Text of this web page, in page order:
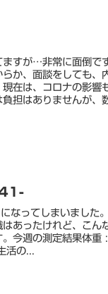
ますが…非常に面倒で
か、面談をしても、
在は、コロナの影響
担はありませんが、
41-
なってしまいました
あったけれど、こん
。今週の測定結果体
の...